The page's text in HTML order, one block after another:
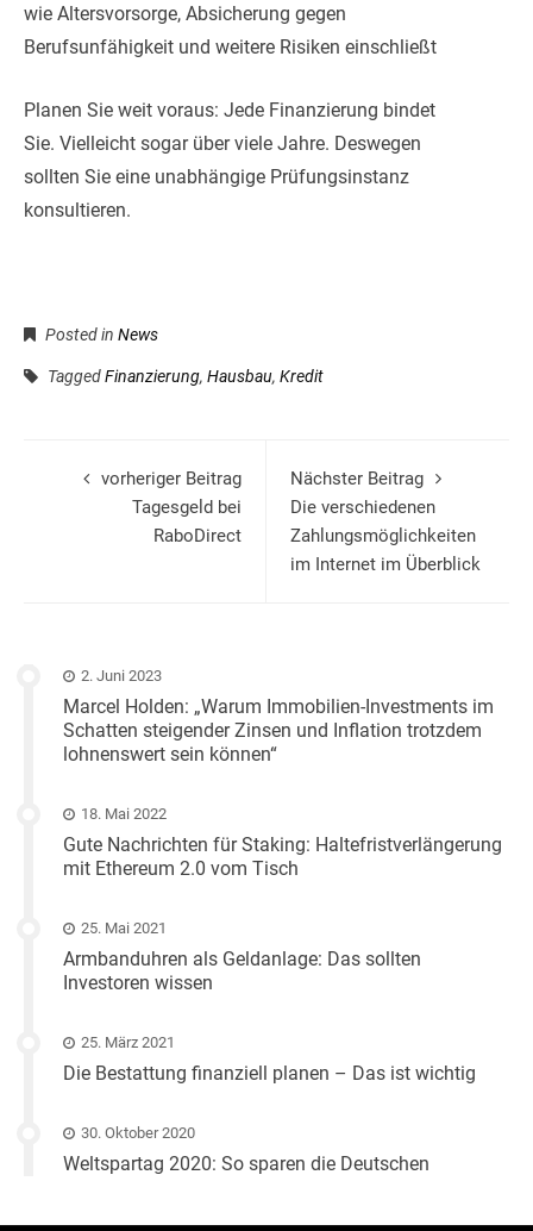
wie Altersvorsorge, Absicherung gegen
Berufsunfähigkeit und weitere Risiken einschließt
Planen Sie weit voraus: Jede Finanzierung bindet
Sie. Vielleicht sogar über viele Jahre. Deswegen
sollten Sie eine unabhängige Prüfungsinstanz
konsultieren.
Posted in News
TaggedFinanzierung, Hausbau, Kredit
vorheriger Beitrag
Tagesgeld bei
RaboDirect
Nächster Beitrag
Die verschiedenen
Zahlungsmöglichkeiten
im Internet im Überblick
2. Juni 2023
Marcel Holden: „Warum Immobilien-Investments im
Schatten steigender Zinsen und Inflation trotzdem
lohnenswert sein können“
18. Mai 2022
Gute Nachrichten für Staking: Haltefristverlängerung
mit Ethereum 2.0 vom Tisch
25. Mai 2021
Armbanduhren als Geldanlage: Das sollten
Investoren wissen
25. März 2021
Die Bestattung finanziell planen – Das ist wichtig
30. Oktober 2020
Weltspartag 2020: So sparen die Deutschen